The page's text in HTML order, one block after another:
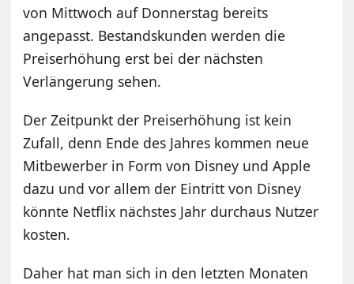
von Mittwoch auf Donnerstag bereits
angepasst. Bestandskunden werden die
Preiserhöhung erst bei der nächsten
Verlängerung sehen.
Der Zeitpunkt der Preiserhöhung ist kein
Zufall, denn Ende des Jahres kommen neue
Mitbewerber in Form von Disney und Apple
dazu und vor allem der Eintritt von Disney
könnte Netflix nächstes Jahr durchaus Nutzer
kosten.
Daher hat man sich in den letzten Monaten